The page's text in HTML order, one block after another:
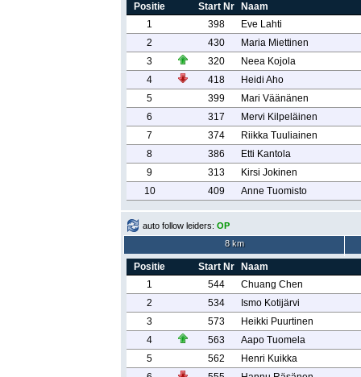
Positie Start Nr
Naam
1
398
Eve Lahti
2
430
Maria Miettinen
3
320
Neea Kojola
4
418
Heidi Aho
5
399
Mari Väänänen
6
317
Mervi Kilpeläinen
7
374
Riikka Tuuliainen
8
386
Etti Kantola
9
313
Kirsi Jokinen
10
409 Anne Tuomisto
auto follow leiders: OP
8 km
Positie Start Nr
Naam
1
544
Chuang Chen
2
534
Ismo Kotijärvi
3
573
Heikki Puurtinen
4
563
Aapo Tuomela
5
562
Henri Kuikka